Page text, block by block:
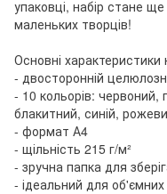
упаковці, набір стане
маленьких творців!
Основні
- двосторонній
- 10 кольорів:
блакитний, синій,
- формат А4
- щільність 215 г/м²
- зручна папка для
- ідеальний для об'ємних